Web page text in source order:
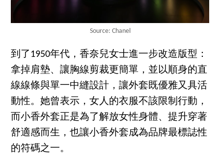
Source: Chanel
到了1950年代，香奈兒女士進一步改造版型：
拿掉肩墊、讓胸線剪裁更簡單，並以順身的直
線線條與單一中縫設計，讓外套既優雅又具活
動性。她曾表示，女人的衣服不該限制行動，
而小香外套正是為了解放女性身體、提升穿著
舒適感而生，也讓小香外套成為品牌最標誌性
的符碼之一。